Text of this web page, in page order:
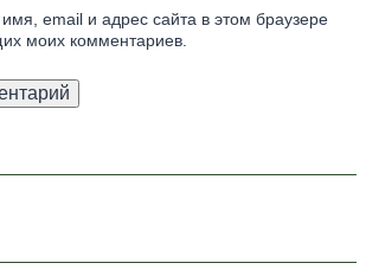
email и адрес сайта в этом браузере
моих комментариев.